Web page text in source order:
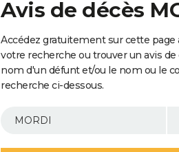
Avis de décès
Accédez gratuitement sur cette page
votre recherche ou trouver un avis
nom d'un défunt et/ou le nom ou le
recherche ci-dessous.